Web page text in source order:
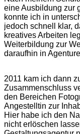
eine Ausbildung zur
konnte ich in
jedoch schnell klar,
kreatives Arbeiten
Weiterbildung zur
daraufhin in
2011 kam ich dann
Zusammenschluss
den Bereichen
Angestelltin zur
Hier habe ich den
nicht erlöschen